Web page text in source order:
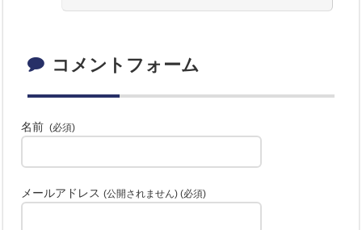
コメントフォーム
名前 (必須)
メールアドレス(公開されません) (必須)